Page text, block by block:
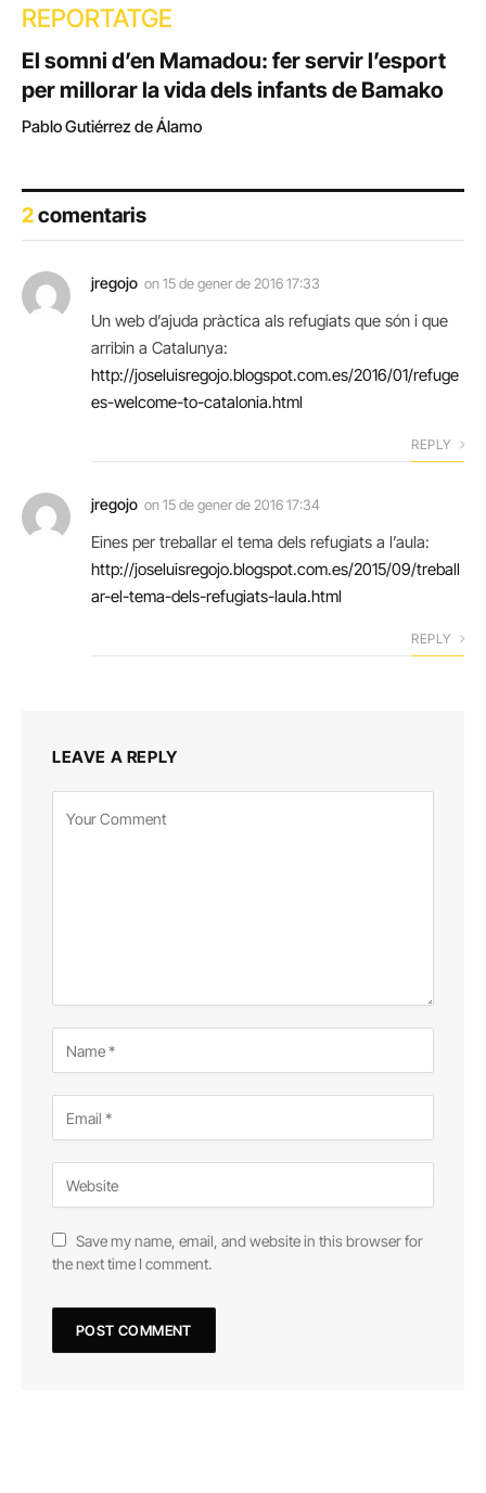
REPORTATGE
El somni d’en Mamadou: fer servir l’esport
per millorar la vida dels infants de Bamako
Pablo Gutiérrez de Álamo
2comentaris
jregojo on15 de gener de 2016 17:33
Un web d’ajuda pràctica als refugiats que són i que
arribin a Catalunya:
http://joseluisregojo.blogspot.com.es/2016/01/refuge
es-welcome-to-catalonia.html
REPLY
jregojo on15 de gener de 2016 17:34
Eines per treballar el tema dels refugiats a l’aula:
http://joseluisregojo.blogspot.com.es/2015/09/treball
ar-el-tema-dels-refugiats-laula.html
REPLY
LEAVE A REPLY
Save my name, email, and website in this browser for
the next time I comment.